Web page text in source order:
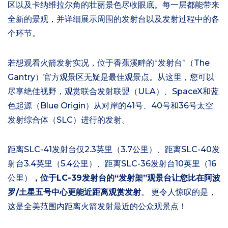
区以及卡纳维拉尔角的壮丽景色尽收眼底。每一层都能带来
全新的景观，并详细展示周围的发射台以及发射过程中的各
个环节。
若想观看火箭发射实况，位于香蕉溪畔的“发射台”（The
Gantry）官方观景区无疑是最佳观景点。从这里，您可以
尽享绝佳视野，观赏联合发射联盟（ULA）、SpaceX和蓝
色起源（Blue Origin）从对岸的41号、40号和36号太空
发射综合体（SLC）进行的发射。
距离SLC-41发射台仅2.3英里（3.7公里）、距离SLC-40发
射台3.4英里（5.4公里）、距离SLC-36发射台10英里（16
公里）
，位于LC-39发射台的“发射架”观景台让您比在阿波
罗/土星五号中心更能近距离观赏发射。 更令人惊叹的是，
这是全美范围内距离火箭发射最近的公众观景点！